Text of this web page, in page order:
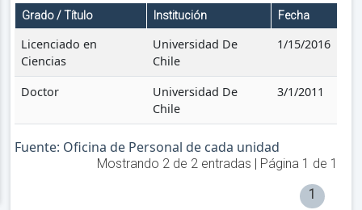
Grado / Título Institución Fecha
Licenciado en
Ciencias
Universidad De
Chile
1/15/2016
Doctor
Universidad De
Chile
3/1/2011
Fuente: Oficina de Personal de cada unidad
Mostrando 2de 2entradas | Página 1 de 1
1